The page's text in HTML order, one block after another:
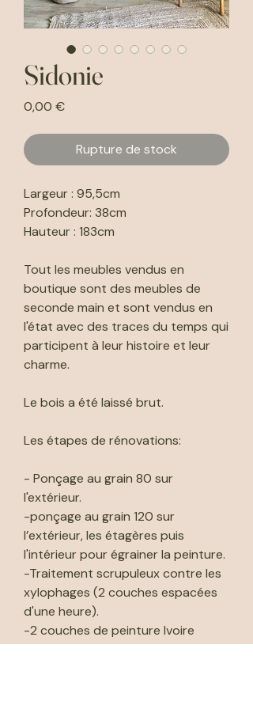
Sidonie
0,00 €Prix
Rupture de stock
Largeur : 95,5cm
Profondeur: 38cm
Hauteur : 183cm
Tout les meubles vendus en
boutique sont des meubles de
seconde main et sont vendus en
l'état avec des traces du temps qui
participent à leur histoire et leur
charme.
Le bois a été laissé brut.
Les étapes de rénovations:
- Ponçage au grain 80 sur
l'extérieur.
-ponçage au grain 120 sur
l’extérieur, les étagères puis
l'intérieur pour égrainer la peinture.
-Traitement scrupuleux contre les
xylophages (2 couches espacées
d'une heure).
-2 couches de peinture Ivoire
d'Orfèvre de chez Libéron à